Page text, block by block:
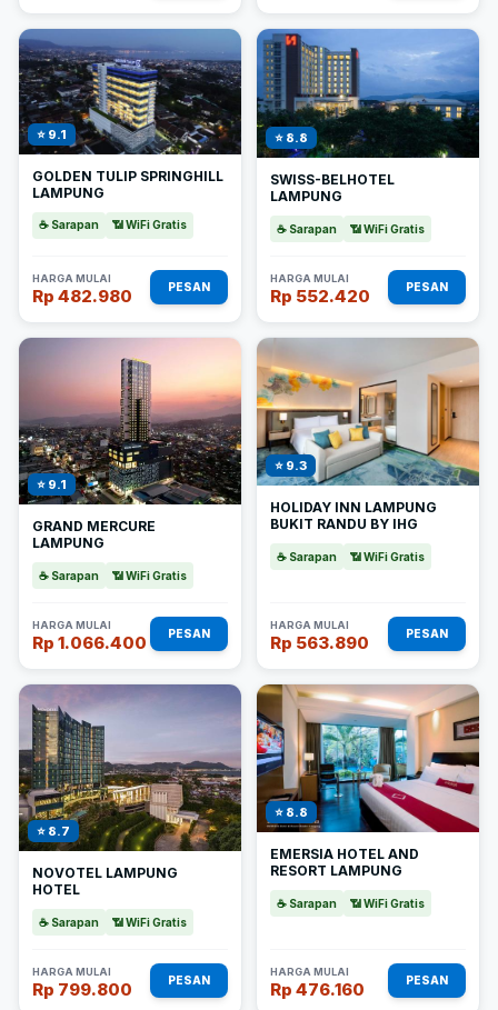
⭐ 9.1
GOLDEN TULIP SPRINGHILL
LAMPUNG
☕ Sarapan 📶 WiFi Gratis
HARGA MULAI
Rp 482.980 PESAN
⭐ 8.8
SWISS-BELHOTEL
LAMPUNG
☕ Sarapan 📶 WiFi Gratis
HARGA MULAI
Rp 552.420 PESAN
⭐ 9.1
GRAND MERCURE
LAMPUNG
☕ Sarapan 📶 WiFi Gratis
HARGA MULAI
Rp 1.066.400 PESAN
⭐ 9.3
HOLIDAY INN LAMPUNG
BUKIT RANDU BY IHG
☕ Sarapan 📶 WiFi Gratis
HARGA MULAI
Rp 563.890 PESAN
⭐ 8.7
NOVOTEL LAMPUNG
HOTEL
☕ Sarapan 📶 WiFi Gratis
HARGA MULAI
Rp 799.800 PESAN
⭐ 8.8
EMERSIA HOTEL AND
RESORT LAMPUNG
☕ Sarapan 📶 WiFi Gratis
HARGA MULAI
Rp 476.160 PESAN